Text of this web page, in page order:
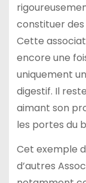
constituer
Cette
encore une
uniquement
digestif. Il
aimant son
les portes du
Cet exemple
d’autres